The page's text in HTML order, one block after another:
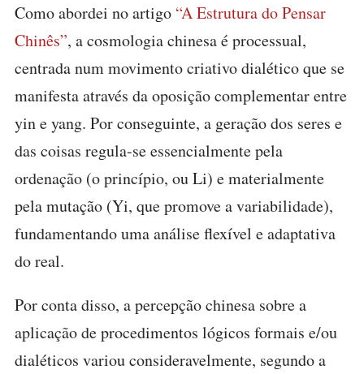
Como abordei no artigo “A Estrutura do Pensar
Chinês”, a cosmologia chinesa é processual,
centrada num movimento criativo dialético que se
manifesta através da oposição complementar entre
yin e yang. Por conseguinte, a geração dos seres e
das coisas regula-se essencialmente pela
ordenação (o princípio, ou Li) e materialmente
pela mutação (Yi, que promove a variabilidade),
fundamentando uma análise flexível e adaptativa
do real.
Por conta disso, a percepção chinesa sobre a
aplicação de procedimentos lógicos formais e/ou
dialéticos variou consideravelmente, segundo a